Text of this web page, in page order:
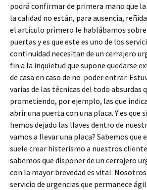
podrá confirmar de primera mano que
la calidad no están, para ausencia,
el artículo primero le hablábamos
puertas y es que este es uno de los
continuidad necesitan de un cerrajero
fin a la inquietud que supone quedarse
de casa en caso de no poder entrar.
varias de las técnicas del todo absurdas
prometiendo, por ejemplo, las que
abrir una puerta con una placa. Y es que
hemos dejado las llaves dentro de
vamos a llevar una placa? Sabemos que
suele crear histerismo a nuestros
sabemos que disponer de un cerrajero
con la mayor brevedad es vital.
servicio de urgencias que permanece